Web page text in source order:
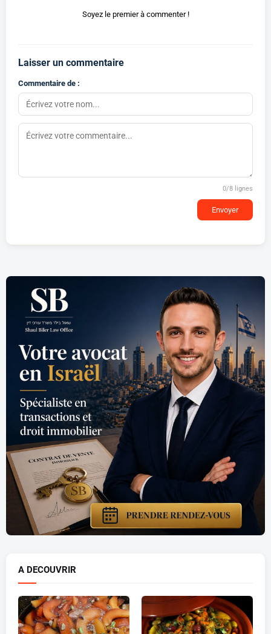
Soyez le premier à commenter !
Laisser un commentaire
Commentaire de :
0/8 lignes
Envoyer
A DECOUVRIR